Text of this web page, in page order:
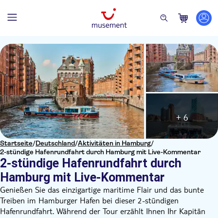
Startseite/Deutschland/Aktivitäten in Hamburg/
2-stündige Hafenrundfahrt durch Hamburg mit Live-Kommentar
2-stündige Hafenrundfahrt durch
Hamburg mit Live-Kommentar
+ 6
Genießen Sie das einzigartige maritime Flair und das bunte
Treiben im Hamburger Hafen bei dieser 2-stündigen
Hafenrundfahrt. Während der Tour erzählt Ihnen Ihr Kapitän